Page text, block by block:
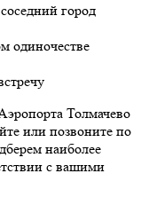
город
одиночестве
Толмачево
или позвоните по
наиболее
с вашими